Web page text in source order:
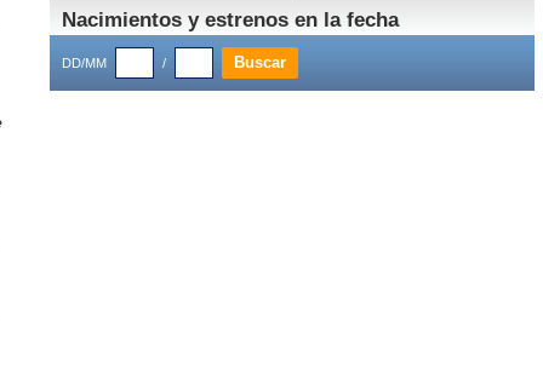
Nacimientos y estrenos en la fecha
DD/MM /